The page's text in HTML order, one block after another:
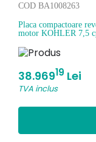
COD BA1008263
Placa compactoare
motor KOHLER 7,5
38.96919 Lei
TVA inclus